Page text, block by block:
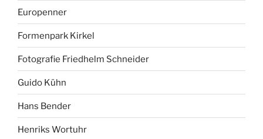
Europenner
Formenpark Kirkel
Fotografie Friedhelm Schneider
Guido Kühn
Hans Bender
Henriks Wortuhr